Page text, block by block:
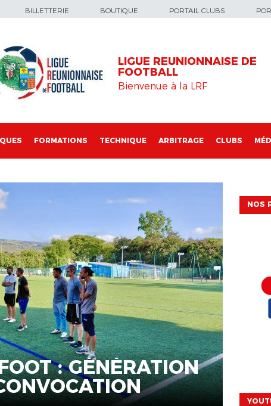
BILLETTERIE BOUTIQUE PORTAIL CLUBS
LIGUE REUNIONNAISE DE
FOOTBALL
Bienvenue à la LRF
FORMATIONS TECHNIQUE ARBITRAGE CLUBS
: GÉNÉRATION
NOS